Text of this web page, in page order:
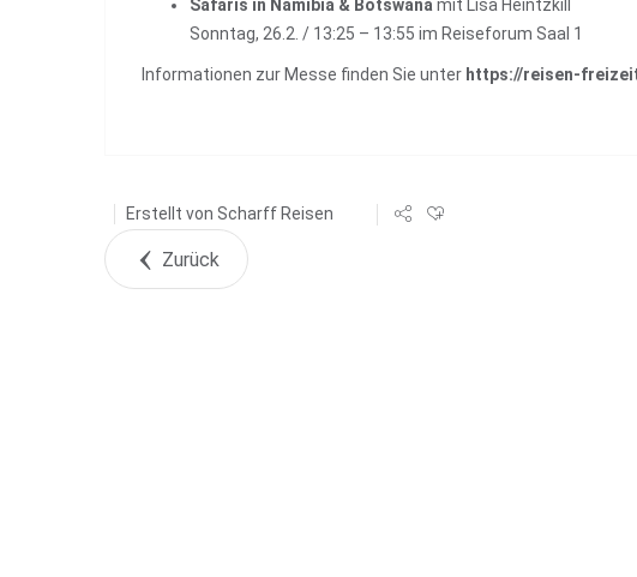
Safaris in Namibia & Botswana mit
Lisa Heintzkill
Sonntag, 26.2. / 13:25 – 13:55 im Reiseforum Saal 1
Informationen zur Messe finden Sie unter https://reisen-
Erstellt von Scharff Reisen
Zurück